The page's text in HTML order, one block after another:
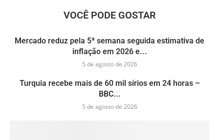
VOCÊ PODE GOSTAR
Mercado reduz pela 5ª semana seguida estimativa de
inflação em 2026 e...
5 de agosto de 2026
Turquia recebe mais de 60 mil sírios em 24 horas –
BBC...
5 de agosto de 2026